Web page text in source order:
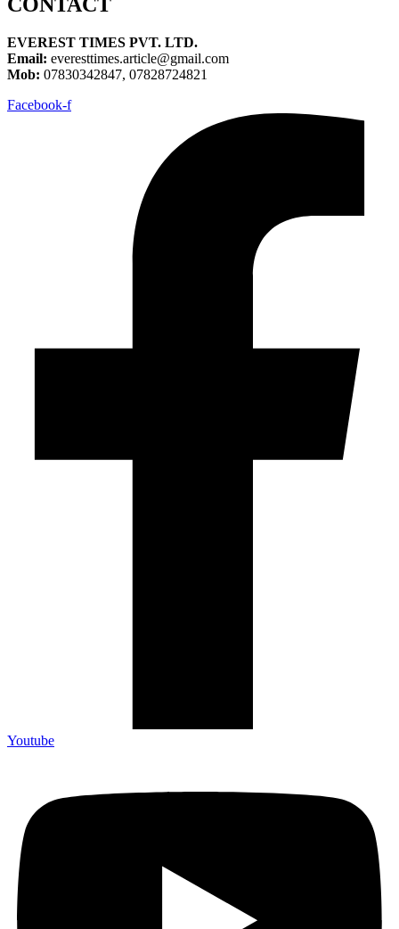
EVEREST TIMES PVT. LTD.
Email: everesttimes.article@gmail.com
Mob: 07830342847, 07828724821
Facebook-f
Youtube